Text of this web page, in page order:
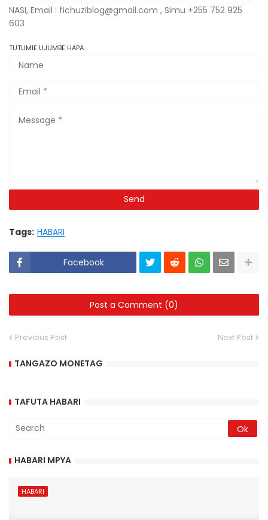
NASI, Email : fichuziblog@gmail.com , Simu +255 752 925
603
TUTUMIE UJUMBE HAPA
Tags: HABARI
Facebook
Post a Comment (0)
Previous Post Next Post
TANGAZO MONETAG
TAFUTA HABARI
HABARI MPYA
HABARI